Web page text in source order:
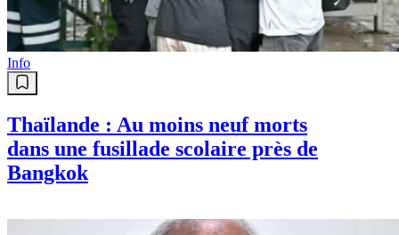
Info
Thaïlande : Au moins neuf morts
dans une fusillade scolaire près de
Bangkok